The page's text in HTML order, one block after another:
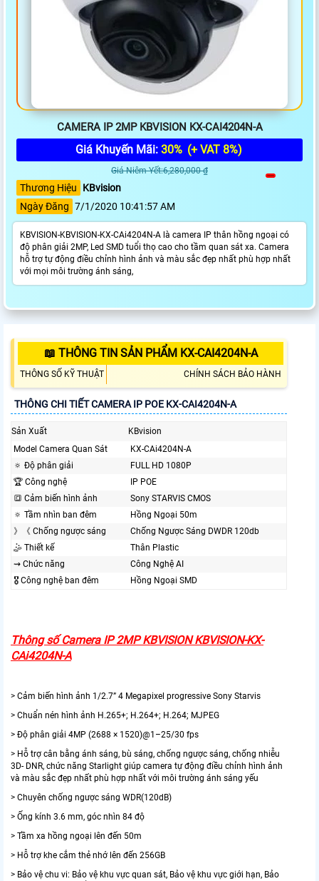
CAMERA IP 2MP KBVISION KX-CAI4204N-A
Giá Khuyến Mãi: 30% (+ VAT 8%)
Giá Niêm Yết:6,280,000 ₫
Thương Hiệu
KBvision
Ngày Đăng 7/1/2020 10:41:57 AM
KBVISION-KBVISION-KX-CAi4204N-A là camera IP thân hồng ngoại có
độ phân giải 2MP, Led SMD tuổi thọ cao cho tầm quan sát xa. Camera
hỗ trợ tự động điều chỉnh hình ảnh và màu sắc đẹp nhất phù hợp nhất
với mọi môi trường ánh sáng,
📖 THÔNG TIN SẢN PHẨM KX-CAI4204N-A
THÔNG SỐ KỸ THUẬT CHÍNH SÁCH BẢO HÀNH
THÔNG CHI TIẾT CAMERA IP POE KX-CAI4204N-A
Sản Xuất
KBvision
Model Camera Quan Sát
KX-CAi4204N-A
🔅 Độ phân giải
FULL HD 1080P
🏆 Công nghệ
IP POE
🔳 Cảm biến hình ảnh
Sony STARVIS CMOS
🔅 Tầm nhìn ban đêm
Hồng Ngoại 50m
》《 Chống ngược sáng
Chống Ngược Sáng DWDR 120db
🤹 Thiết kế
Thân Plastic
⇝ Chức năng
Công Nghệ AI
🎖️ Công nghệ ban đêm
Hồng Ngoại SMD
Thông số Camera IP 2MP KBVISION KBVISION-KX-
CAi4204N-A
> Cảm biến hình ảnh 1/2.7” 4 Megapixel progressive Sony Starvis
> Chuẩn nén hình ảnh H.265+; H.264+; H.264; MJPEG
> Độ phân giải 4MP (2688 × 1520)@1–25/30 fps
> Hỗ trợ cân bằng ánh sáng, bù sáng, chống ngược sáng, chống nhiễu
3D- DNR, chức năng Starlight giúp camera tự động điều chỉnh hình ảnh
và màu sắc đẹp nhất phù hợp nhất với môi trường ánh sáng yếu
> Chuyên chống ngược sáng WDR(120dB)
> Ống kính 3.6 mm, góc nhìn 84 độ
> Tầm xa hồng ngoại lên đến 50m
> Hỗ trợ khe cắm thẻ nhớ lên đến 256GB
> Bảo vệ chu vi: Bảo vệ khu vực quan sát, Bảo vệ khu vực giới hạn, Bảo